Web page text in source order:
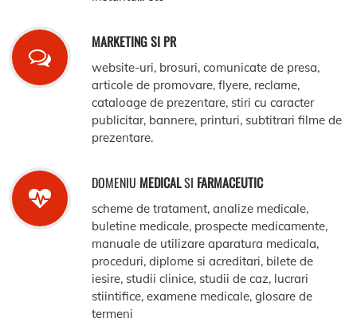
MARKETING SI PR
website-uri, brosuri, comunicate de presa,
articole de promovare, flyere, reclame,
cataloage de prezentare, stiri cu caracter
publicitar, bannere, printuri, subtitrari filme de
prezentare.
DOMENIU MEDICALSI FARMACEUTIC
scheme de tratament, analize medicale,
buletine medicale, prospecte medicamente,
manuale de utilizare aparatura medicala,
proceduri, diplome si acreditari, bilete de
iesire, studii clinice, studii de caz, lucrari
stiintifice, examene medicale, glosare de
termeni